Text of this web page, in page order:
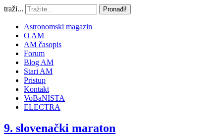
traži... Pronađi!
Astronomski magazin
O AM
AM časopis
Forum
Blog AM
Stari AM
Pristup
Kontakt
VoBaNISTA
ELECTRA
9. slovenački maraton